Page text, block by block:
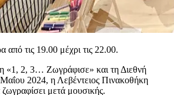
τις 19.00 μέχρι τις 22.00.
«1, 2, 3… Ζωγράφισε» και τη Διεθνή
2024, η Λεβέντειος Πινακοθήκη
μετά μουσικής.